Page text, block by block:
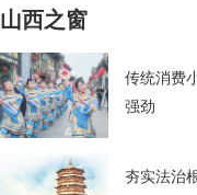
山西之窗
传统消费
强劲
夯实法治